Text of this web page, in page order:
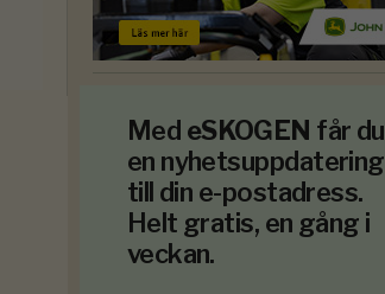
Med eSKOGEN får du
en nyhetsuppdatering
till din e-postadress.
Helt gratis, en gång i
veckan.